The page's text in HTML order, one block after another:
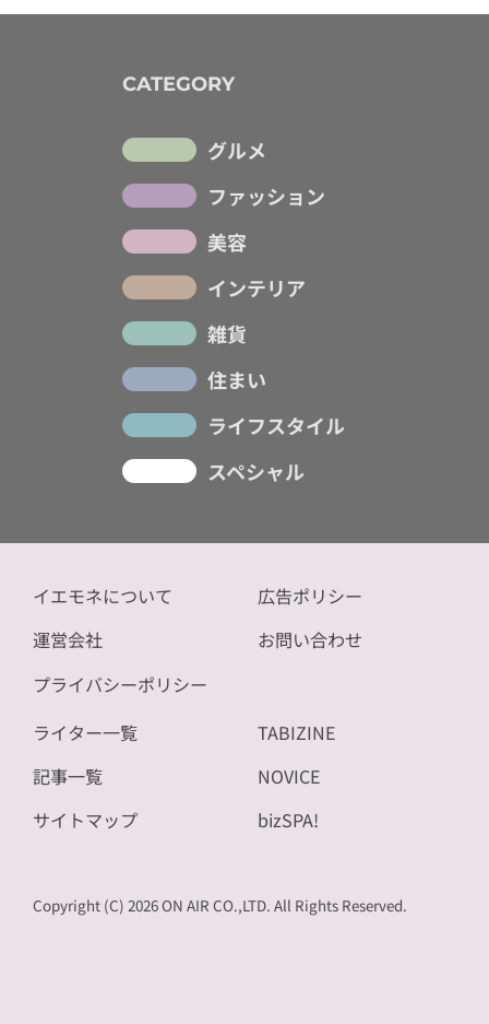
CATEGORY
グルメ
ファッション
美容
インテリア
雑貨
住まい
ライフスタイル
スペシャル
イエモネについて
運営会社
プライバシーポリシー
広告ポリシー
お問い合わせ
ライター一覧
記事一覧
サイトマップ
TABIZINE
NOVICE
bizSPA!
Copyright (C) 2026 ON AIR CO.,LTD. All Rights Reserved.